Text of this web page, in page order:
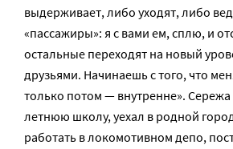
выдерживает, либо уходят, либо
«пассажиры»: я с вами ем, сплю, и
остальные переходят на новый
друзьями. Начинаешь с того, что
только потом — внутренне».
летнюю школу, уехал в родной
работать в локомотивном депо,